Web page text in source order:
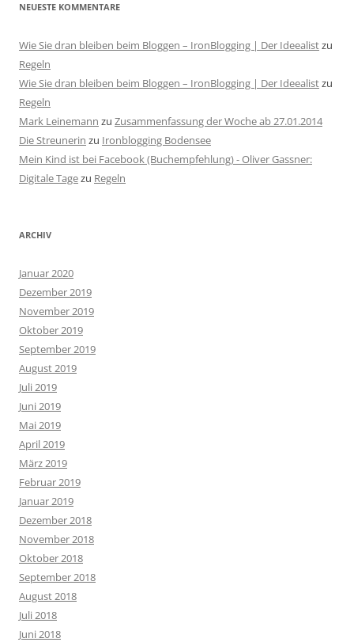
NEUESTE KOMMENTARE
Wie Sie dran bleiben beim Bloggen – IronBlogging | Der Ideealistzu
Regeln
Wie Sie dran bleiben beim Bloggen – IronBlogging | Der Ideealistzu
Regeln
Mark Leinemann zu Zusammenfassung der Woche ab 27.01.2014
Die Streunerin zu Ironblogging Bodensee
Mein Kind ist bei Facebook (Buchempfehlung) - Oliver Gassner:
Digitale Tagezu Regeln
ARCHIV
Januar 2020
Dezember 2019
November 2019
Oktober 2019
September 2019
August 2019
Juli 2019
Juni 2019
Mai 2019
April 2019
März 2019
Februar 2019
Januar 2019
Dezember 2018
November 2018
Oktober 2018
September 2018
August 2018
Juli 2018
Juni 2018